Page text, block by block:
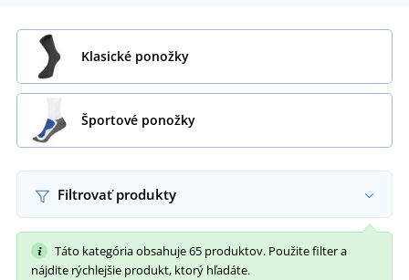
Klasické ponožky
Športové ponožky
Filtrovať produkty
Táto kategória obsahuje 65 produktov. Použite filter a
nájdite rýchlejšie produkt, ktorý hľadáte.